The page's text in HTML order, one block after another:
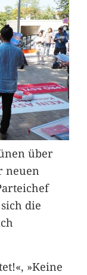
über
neuen
die
»Keine